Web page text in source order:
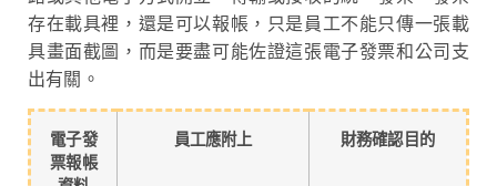
存在載具裡，還是可以報帳，只是員工不能只傳一張載
具畫面截圖，而是要盡可能佐證這張電子發票和公司支
出有關。
電子發
票報帳
員工應附上 財務確認目的